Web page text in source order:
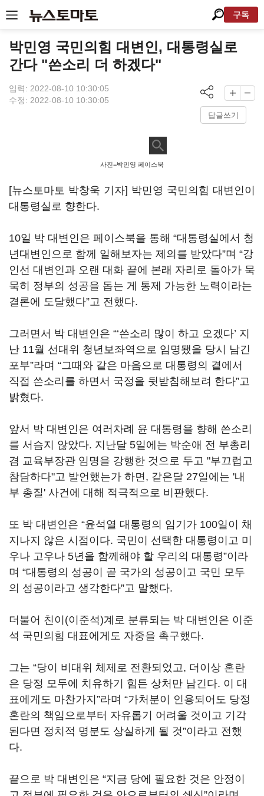
구독
박민영 국민의힘 대변인, 대통령실로
간다 "쓴소리 더 하겠다"
입력: 2022-08-10 10:30:05
수정: 2022-08-10 10:30:05
답글쓰기
사진=박민영 페이스북
[뉴스토마토 박창욱 기자] 박민영 국민의힘 대변인이
대통령실로 향한다.
10일 박 대변인은 페이스북을 통해 “대통령실에서 청
년대변인으로 함께 일해보자는 제의를 받았다”며 “강
인선 대변인과 오랜 대화 끝에 본래 자리로 돌아가 묵
묵히 정부의 성공을 돕는 게 통제 가능한 노력이라는
결론에 도달했다”고 전했다.
그러면서 박 대변인은 “‘쓴소리 많이 하고 오겠다’ 지
난 11월 선대위 청년보좌역으로 임명됐을 당시 남긴
포부”라며 “그때와 같은 마음으로 대통령의 곁에서
직접 쓴소리를 하면서 국정을 뒷받침해보려 한다”고
밝혔다.
앞서 박 대변인은 여러차례 윤 대통령을 향해 쓴소리
를 서슴지 않았다. 지난달 5일에는 박순애 전 부총리
겸 교육부장관 임명을 강행한 것으로 두고 "부끄럽고
참담하다"고 발언했는가 하면, 같은달 27일에는 '내
부 총질' 사건에 대해 적극적으로 비판했다.
또 박 대변인은 “윤석열 대통령의 임기가 100일이 채
지나지 않은 시점이다. 국민이 선택한 대통령이고 미
우나 고우나 5년을 함께해야 할 우리의 대통령”이라
며 “대통령의 성공이 곧 국가의 성공이고 국민 모두
의 성공이라고 생각한다”고 말했다.
더불어 친이(이준석)계로 분류되는 박 대변인은 이준
석 국민의힘 대표에게도 자중을 촉구했다.
그는 “당이 비대위 체제로 전환되었고, 더이상 혼란
은 당정 모두에 치유하기 힘든 상처만 남긴다. 이 대
표에게도 마찬가지”라며 “가처분이 인용되어도 당정
혼란의 책임으로부터 자유롭기 어려울 것이고 기각
된다면 정치적 명분도 상실하게 될 것”이라고 전했
다.
끝으로 박 대변인은 “지금 당에 필요한 것은 안정이